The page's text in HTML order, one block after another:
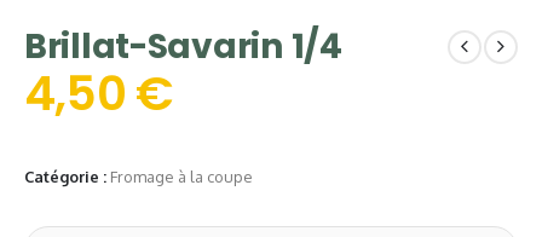
Brillat-Savarin 1/4
4,50€
Catégorie : Fromage à la coupe